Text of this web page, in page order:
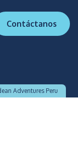
Contáctanos
Adventures Peru